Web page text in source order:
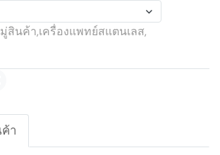
สินค้า,เครื่องแพทย์สแตนเลส,
ร์
า